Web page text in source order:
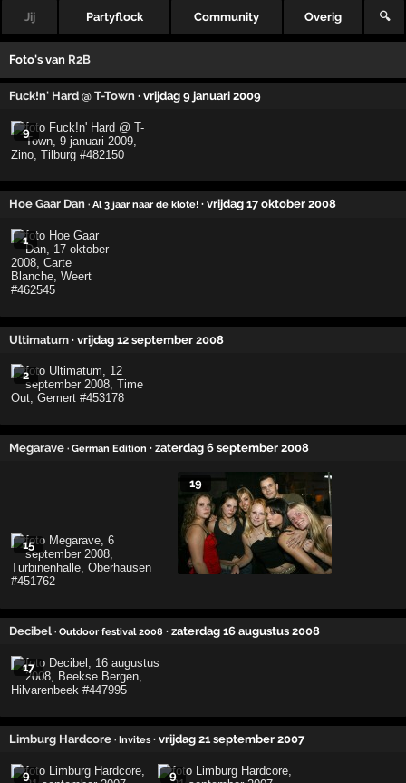
Jij Partyflock Community Overig 🔍
Foto's van R2B
Fuck!n' Hard @ T-Town · vrijdag 9 januari 2009
9
Hoe Gaar Dan · Al 3 jaar naar de klote! · vrijdag 17 oktober 2008
1
Ultimatum · vrijdag 12 september 2008
2
Megarave · German Edition · zaterdag 6 september 2008
15
19
Decibel · Outdoor festival 2008 · zaterdag 16 augustus 2008
17
Limburg Hardcore · Invites · vrijdag 21 september 2007
9 9